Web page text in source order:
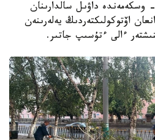
وسكەمەن. KAZINFORM - وسكەمەندە داۋىل سالدارىنان
اۆتوكولىكتەردىڭ يەلەرىنەن
ءالى ءتۇسىپ جاتىر.